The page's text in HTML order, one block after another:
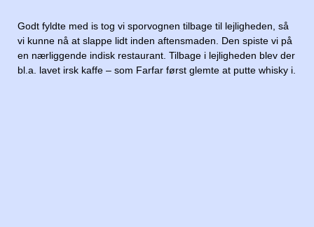
Godt fyldte med is tog vi sporvognen tilbage til lejligheden, så
vi kunne nå at slappe lidt inden aftensmaden. Den spiste vi på
en nærliggende indisk restaurant. Tilbage i lejligheden blev der
bl.a. lavet irsk kaffe – som Farfar først glemte at putte whisky i.